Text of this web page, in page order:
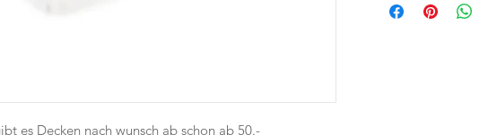
es Decken nach wunsch ab schon ab 50.-
aber nirgends? Du